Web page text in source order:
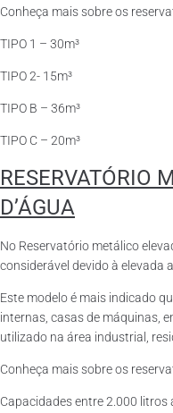
Conheça mais sobre os
TIPO 1 – 30m³
TIPO 2- 15m³
TIPO B – 36m³
TIPO C – 20m³
RESERVATÓRIO
D’ÁGUA
No Reservatório metálico
considerável devido à elevada
Este modelo é mais indicado
internas, casas de máquinas,
utilizado na área industrial,
Conheça mais sobre os
Capacidades entre 2.000 litros